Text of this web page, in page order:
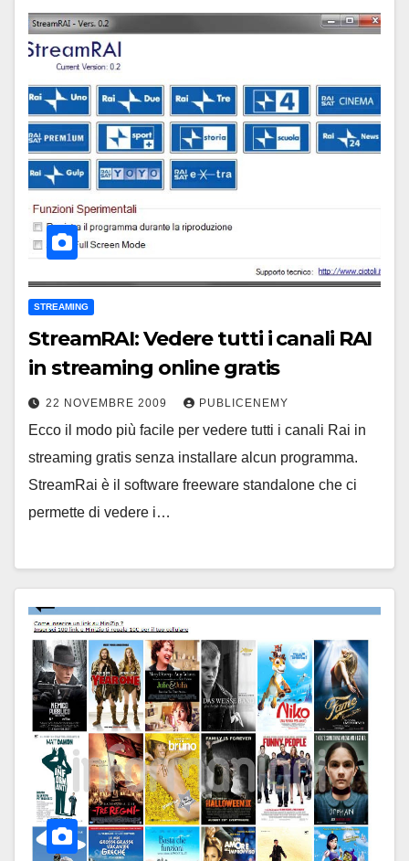
STREAMING
StreamRAI: Vedere tutti i canali RAI
in streaming online gratis
22 NOVEMBRE 2009 PUBLICENEMY
Ecco il modo più facile per vedere tutti i canali Rai in
streaming gratis senza installare alcun programma.
StreamRai è il software freeware standalone che ci
permette di vedere i…